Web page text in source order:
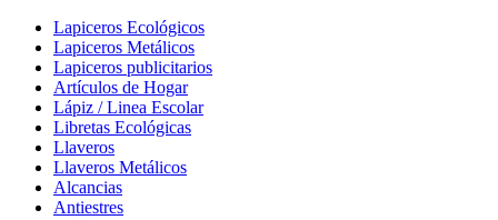
Lapiceros Ecológicos
Lapiceros Metálicos
Lapiceros publicitarios
Artículos de Hogar
Lápiz / Linea Escolar
Libretas Ecológicas
Llaveros
Llaveros Metálicos
Alcancias
Antiestres